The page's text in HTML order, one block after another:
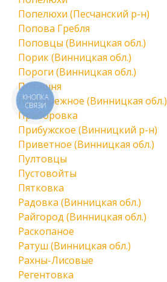
Попелюхи (Песчанский р-н)
Попова Гребля
Поповцы (Винницкая обл.)
Порик (Винницкая обл.)
Пороги (Винницкая обл.)
Поташня
Прибережное (Винницкая обл.)
Приборовка
Прибужское (Винницкий р-н)
Приветное (Винницкая обл.)
Пултовцы
Пустовойты
Пятковка
Радовка (Винницкая обл.)
Райгород (Винницкая обл.)
Раскопаное
Ратуш (Винницкая обл.)
Рахны-Лисовые
Регентовка
КНОПКА
СВЯЗИ